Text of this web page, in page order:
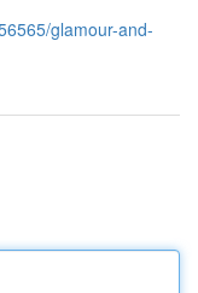
glamour-and-